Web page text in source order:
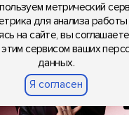
метрический
для анализа работы
на сайте, вы
сервисом ваших
данных.
Я согласен